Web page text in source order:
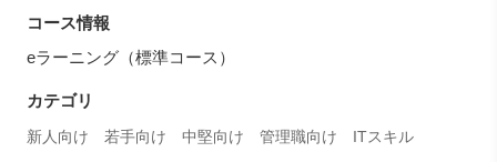
コース情報
eラーニング（標準コース）
カテゴリ
新人向け 若手向け 中堅向け 管理職向け ITスキル